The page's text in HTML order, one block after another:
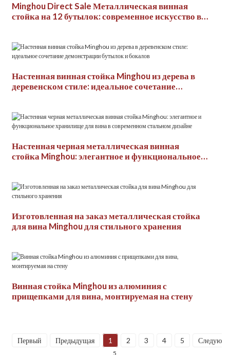
Minghou Direct Sale Металлическая винная
стойка на 12 бутылок: современное искусство в
Настенная винная стойка Minghou из дерева в
деревенском стиле: идеальное сочетание
Настенная черная металлическая винная
стойка Minghou: элегантное и функциональное
Изготовленная на заказ металлическая стойка
для вина Minghou для стильного хранения
Винная стойка Minghou из алюминия с
прищепками для вина, монтируемая на стену
Первый Предыдущая 1 2 3 4 5
5